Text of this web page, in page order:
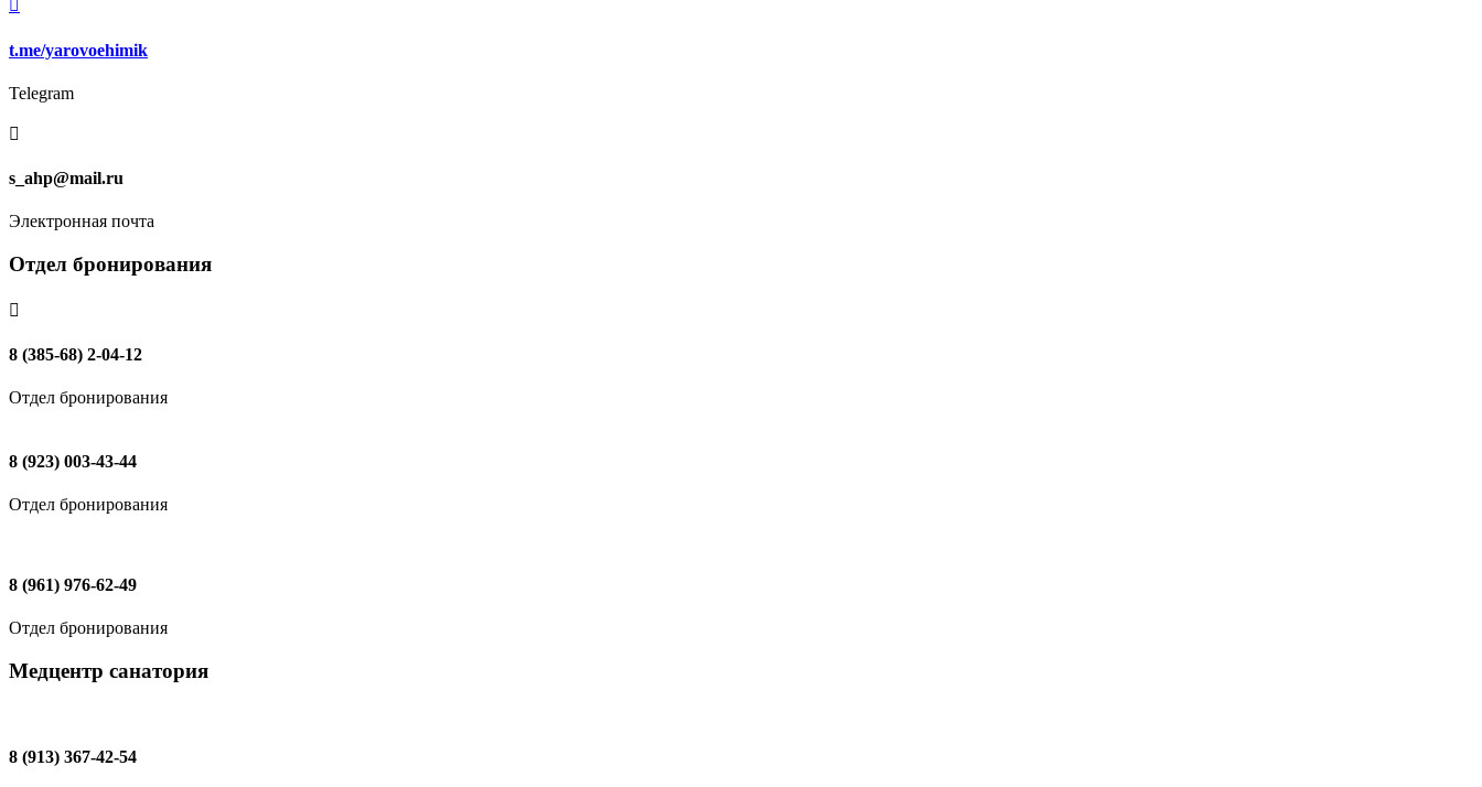

t.me/yarovoehimik
Telegram

s_ahp@mail.ru
Электронная почта
Отдел бронирования

8 (385-68) 2-04-12
Отдел бронирования
8 (923) 003-43-44
Отдел бронирования
8 (961) 976-62-49
Отдел бронирования
Медцентр санатория
8 (913) 367-42-54